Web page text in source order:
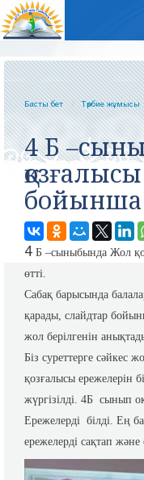
Басты бет Тәрбие жұмысы
4 Б
бойынша
4 Б –сыныбында Жол
өтті.
Сабақ барысында
қарады, слайдтар
жол берілгенін
Біз суреттерге сәйкес
қозғалысы ережелерін
жүргізілді. 4Б сынып
Ережелерді білді. Ең
ережелерді сақтап